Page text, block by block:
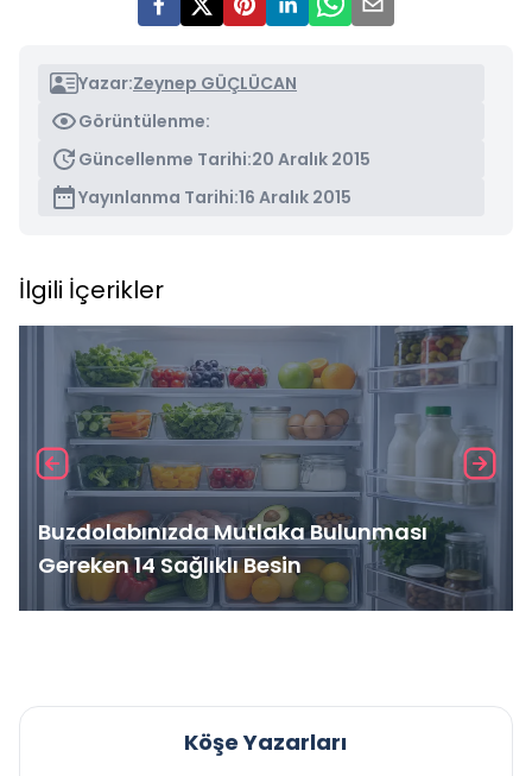
Yazar:Zeynep GÜÇLÜCAN
Görüntülenme:
Güncellenme Tarihi:20 Aralık 2015
Yayınlanma Tarihi:16 Aralık 2015
İlgili İçerikler
Buzdolabınızda Mutlaka Bulunması
Gereken 14 Sağlıklı Besin
Köşe Yazarları